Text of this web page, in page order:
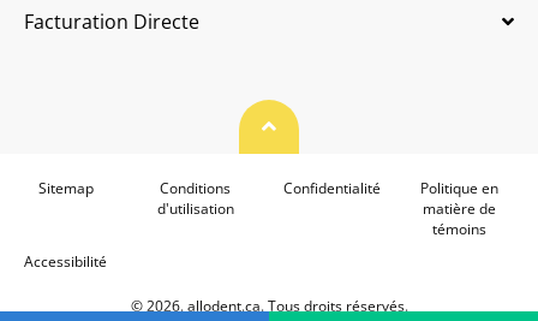
Facturation Directe
© 2026. allodent.ca. Tous droits réservés.
Haut de page
Sitemap
Conditions
d'utilisation
Confidentialité
Politique en
matière de
témoins
Accessibilité